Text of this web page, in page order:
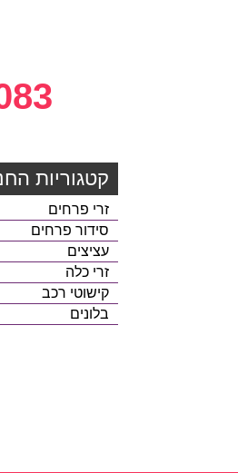
קטגוריות
זרי פרחים
סידור פרחים
עציצים
זרי כלה
קישוטי רכב
בלונים